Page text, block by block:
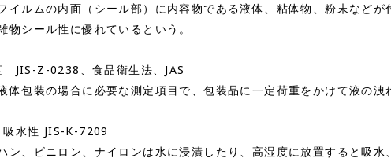
イルムの内面（シール部）に内容物である液体、粘体物、粉末など
物シール性に優れているという。
JIS-Z-0238、食品衛生法、JAS
体包装の場合に必要な測定項目で、包装品に一定荷重をかけて液の洩
水性 JIS-K-7209
ン、ビニロン、ナイロンは水に浸漬したり、高湿度に放置すると吸